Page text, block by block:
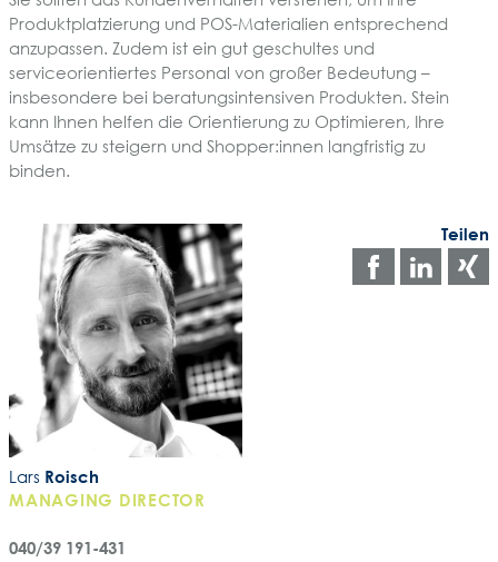
Produktplatzierung und POS-Materialien entsprechend
anzupassen. Zudem ist ein gut geschultes und
serviceorientiertes Personal von großer Bedeutung –
insbesondere bei beratungsintensiven Produkten. Stein
kann Ihnen helfen die Orientierung zu Optimieren, Ihre
Umsätze zu steigern und Shopper:innen langfristig zu
binden.
Lars Roisch
MANAGING DIRECTOR
040/39 191-431
Teilen
Auf
Auf